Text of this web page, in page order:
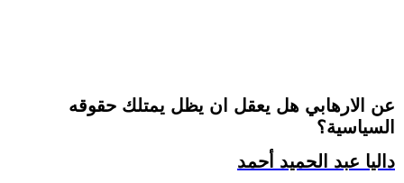
عن الارهابي هل يعقل ان يظل يمتلك حقوقه
السياسية؟
داليا عبد الحميد أحمد